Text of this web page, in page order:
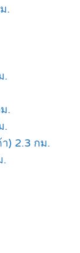
.
.
.
.
) 2.3 กม.
.